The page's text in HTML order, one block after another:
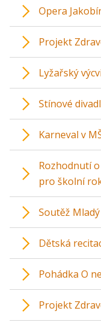
Opera
Projekt
Lyžařský
Stínové
Karneval v
Rozhodnutí
pro školní
Soutěž
Dětská
Pohádka O
Projekt